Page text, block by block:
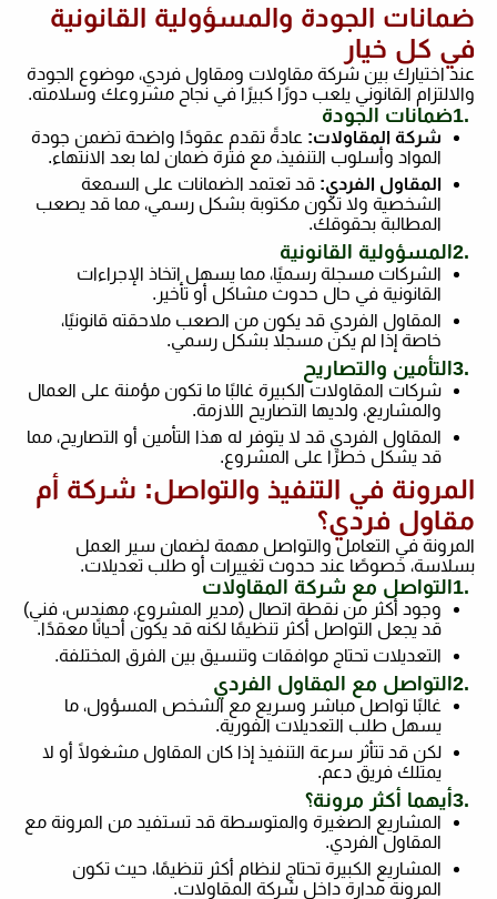
ضمانات الجودة والمسؤولية القانونية
في كل خيار
عند اختيارك بين شركة مقاولات ومقاول فردي، موضوع الجودة
والالتزام القانوني يلعب دورًا كبيرًا في نجاح مشروعك وسلامته.
1.ضمانات الجودة
شركة المقاولات: عادةً تقدم عقودًا واضحة تضمن جودة
المواد وأسلوب التنفيذ، مع فترة ضمان لما بعد الانتهاء.
المقاول الفردي: قد تعتمد الضمانات على السمعة
الشخصية ولا تكون مكتوبة بشكل رسمي، مما قد يصعب
المطالبة بحقوقك.
2.المسؤولية القانونية
الشركات مسجلة رسميًا، مما يسهل اتخاذ الإجراءات
القانونية في حال حدوث مشاكل أو تأخير .
المقاول الفردي قد يكون من الصعب ملاحقته قانونيًا،
خاصة إذا لم يكن مسجلاً بشكل رسمي.
3.التأمين والتصاريح
شركات المقاولات الكبيرة غالبًا ما تكون مؤمنة على العمال
والمشاريع، ولديها التصاريح اللازمة.
المقاول الفردي قد لا يتوفر له هذا التأمين أو التصاريح، مما
قد يشكل خطرًا على المشروع.
المرونة في التنفيذ والتواصل: شركة أم
مقاول فردي؟
المرونة في التعامل والتواصل مهمة لضمان سير العمل
بسلاسة، خصوصًا عند حدوث تغييرات أو طلب تعديلات.
1.التواصل مع شركة المقاولات
وجود أكثر من نقطة اتصال (مدير المشروع، مهندس، فني)
قد يجعل التواصل أكثر تنظيمًا لكنه قد يكون أحيانًا معقدًا.
التعديلات تحتاج موافقات وتنسيق بين الفرق المختلفة.
2.التواصل مع المقاول الفردي
غالبًا تواصل مباشر وسريع مع الشخص المسؤول، ما
يسهل طلب التعديلات الفورية.
لكن قد تتأثر سرعة التنفيذ إذا كان المقاول مشغولًا أو لا
يمتلك فريق دعم.
3.أيهما أكثر مرونة؟
المشاريع الصغيرة والمتوسطة قد تستفيد من المرونة مع
المقاول الفردي.
المشاريع الكبيرة تحتاج لنظام أكثر تنظيمًا، حيث تكون
المرونة مدارة داخل شركة المقاولات.